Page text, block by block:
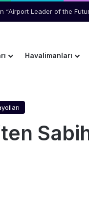
Kaçıran Yolcu Kriz Çıkardı
Havalimanları